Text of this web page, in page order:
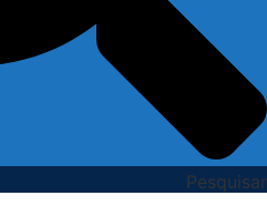
Pesquisar